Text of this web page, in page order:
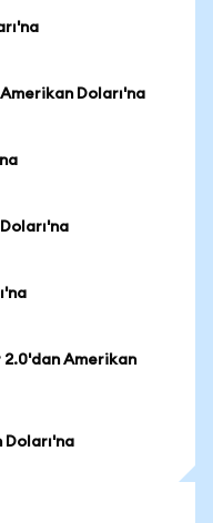
Doları'na
Amerikan
Doları'na